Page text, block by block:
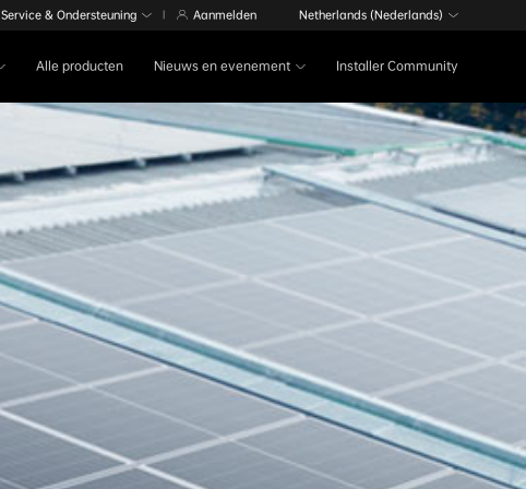
Alle producten Nieuws en evenement Installer Community
Service & Ondersteuning | Aanmelden Netherlands (Nederlands)